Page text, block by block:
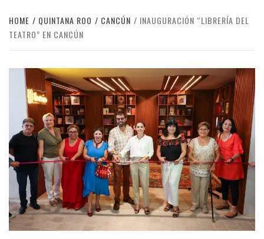
HOME QUINTANA ROO CANCÚN
INAUGURACIÓN “LIBRERÍA DEL
TEATRO” EN CANCÚN